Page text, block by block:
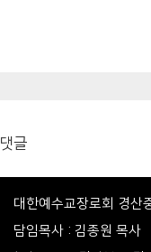
댓글
대한예수교장로회 경산
담임목사 : 김종원 목사